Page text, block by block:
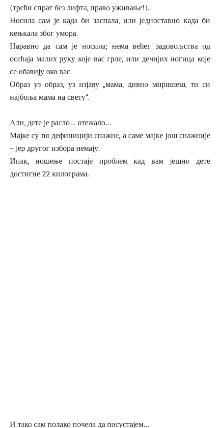
(трећи спрат без лифта, право уживање!).
Носила сам је када би заспала, или једноставно када би
кењкала због умора.
Наравно да сам је носила; нема већег задовољства од
осећаја малих руку које вас грле, или дечијих ногица које
се обавију око вас.
Образ уз образ, уз изјаву „мама, дивно миришеш, ти си
најбоља мама на свету“.
Али, дете је расло… отежало…
Мајке су по дефиницији снажне, а саме мајке још снажније
– јер другог избора немају.
Ипак, ношење постаје проблем кад вам јешно дете
достигне 22 килограма.
И тако сам полако почела да посустајем…